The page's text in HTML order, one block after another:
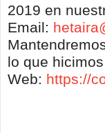
2019 en
Email:
lo que
Web: https://